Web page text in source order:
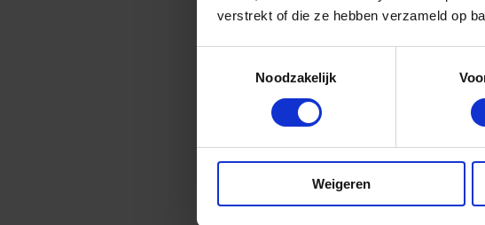
verstrekt of die ze hebben verzameld op
Noodzakelijk
Weigeren
8 daagse